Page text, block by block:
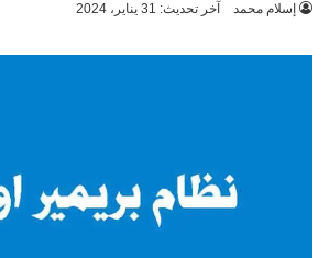
إسلام محمد آخر تحديث: 31 يناير، 2024